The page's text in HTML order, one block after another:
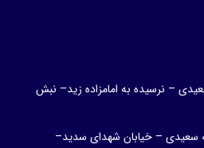
– نرسیده به امامزاده زید– نبش
سعیدی – خیابان شهدای سدید–